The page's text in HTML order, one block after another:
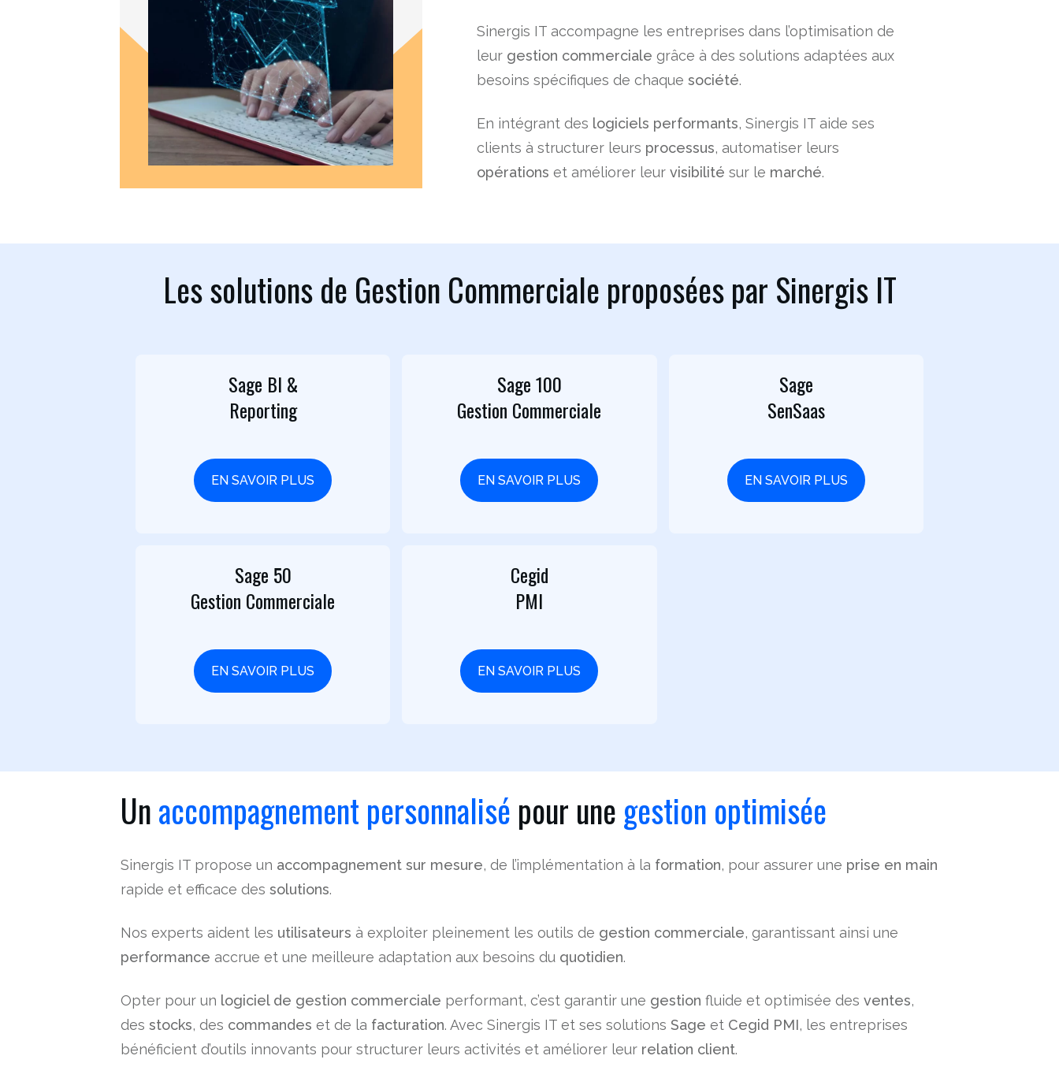
Sinergis IT accompagne les entreprises dans l’optimisation de
leur gestion commerciale grâce à des solutions adaptées aux
besoins spécifiques de chaquesociété.
En intégrant des logiciels performants, Sinergis IT aide ses
clients à structurer leurs processus, automatiser leurs
opérations et améliorer leurvisibilité sur le marché.
Les solutions de Gestion Commerciale proposées par Sinergis IT
Sage BI &
Reporting
EN SAVOIR PLUS
Sage 50
Gestion Commerciale
EN SAVOIR PLUS
Sage 100
Gestion Commerciale
EN SAVOIR PLUS
Cegid
PMI
EN SAVOIR PLUS
Sage
SenSaas
EN SAVOIR PLUS
Unaccompagnement personnalisé pour une gestion optimisée
Sinergis IT propose un accompagnement sur mesure, de l’implémentation à la formation, pour assurer une prise en main
rapide et efficace des solutions.
Nos experts aident les utilisateurs à exploiter pleinement les outils de gestion commerciale, garantissant ainsi une
performance accrue et une meilleure adaptation aux besoins du quotidien.
Opter pour un logiciel de gestion commerciale performant, c’est garantir une gestion fluide et optimisée des ventes,
des stocks, des commandes et de la facturation. Avec Sinergis IT et ses solutions Sage et Cegid PMI, les entreprises
bénéficient d’outils innovants pour structurer leurs activités et améliorer leur relation client.